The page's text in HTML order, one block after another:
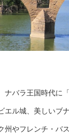
バラ王国時代に
ル城、美しいブ
やフレンチ・バ